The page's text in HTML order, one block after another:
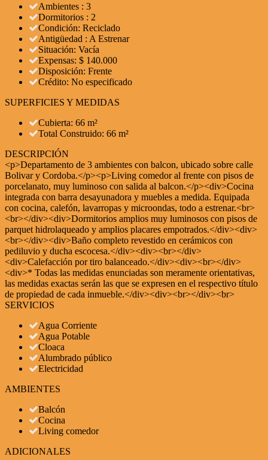
Ambientes : 3
Dormitorios : 2
Condición: Reciclado
Antigüedad : A Estrenar
Situación: Vacía
Expensas: $ 140.000
Disposición: Frente
Crédito: No especificado
SUPERFICIES Y MEDIDAS
Cubierta: 66 m²
Total Construido: 66 m²
DESCRIPCIÓN
<p>Departamento de 3 ambientes con balcon, ubicado sobre calle
Bolivar y Cordoba.</p><p>Living comedor al frente con pisos de
porcelanato, muy luminoso con salida al balcon.</p><div>Cocina
integrada con barra desayunadora y muebles a medida. Equipada
con cocina, calefón, lavarropas y microondas, todo a estrenar.<br>
<br></div><div>Dormitorios amplios muy luminosos con pisos de
parquet hidrolaqueado y amplios placares empotrados.</div><div>
<br></div><div>Baño completo revestido en cerámicos con
pediluvio y ducha escocesa.</div><div><br></div>
<div>Calefacción por tiro balanceado.</div><div><br></div>
<div>* Todas las medidas enunciadas son meramente orientativas,
las medidas exactas serán las que se expresen en el respectivo título
de propiedad de cada inmueble.</div><div><br></div><br>
SERVICIOS
Agua Corriente
Agua Potable
Cloaca
Alumbrado público
Electricidad
AMBIENTES
Balcón
Cocina
Living comedor
ADICIONALES